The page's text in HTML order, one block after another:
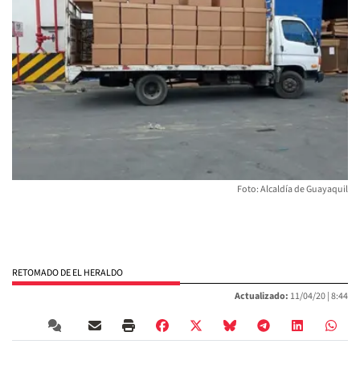
Foto: Alcaldía de Guayaquil
RETOMADO DE EL HERALDO
Actualizado: 11/04/20 |8:44